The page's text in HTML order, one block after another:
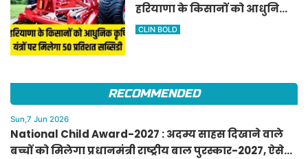
हरियाणा के किसानों को आधुनिक
कृषि यंत्रों पर मिलेगा 50 प्रतिशत
CLIN BOLD
RECOMMENDED
Sun,7 Jun 2026
National Child Award-2027 : अदम्य साहस दिखाने वाले
बच्चों को मिलेगा प्रधानमंत्री राष्ट्रीय बाल पुरस्कार-2027, ऐसे